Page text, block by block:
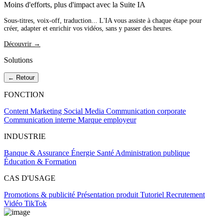
Moins d'efforts, plus d'impact avec la Suite IA
Sous-titres, voix-off, traduction... L'IA vous assiste à chaque étape pour
créer, adapter et enrichir vos vidéos, sans y passer des heures.
Découvrir →
Solutions
← Retour
FONCTION
Content Marketing Social Media Communication corporate
Communication interne Marque employeur
INDUSTRIE
Banque & Assurance Énergie Santé Administration publique
Éducation & Formation
CAS D'USAGE
Promotions & publicité Présentation produit Tutoriel Recrutement
Vidéo TikTok